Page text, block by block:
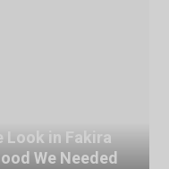
Look in Fakira
We Needed